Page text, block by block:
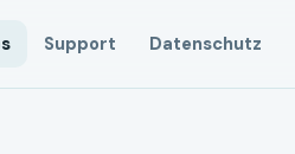
Support Datenschutz